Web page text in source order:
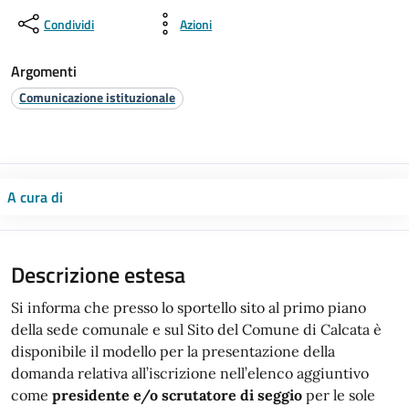
Condividi Azioni
Argomenti
Comunicazione istituzionale
A cura di
Descrizione estesa
Si informa che presso lo sportello sito al primo piano
della sede comunale e sul Sito del Comune di Calcata è
disponibile il modello per la presentazione della
domanda relativa all’iscrizione nell’elenco aggiuntivo
come presidente e/o scrutatore di seggio per le sole